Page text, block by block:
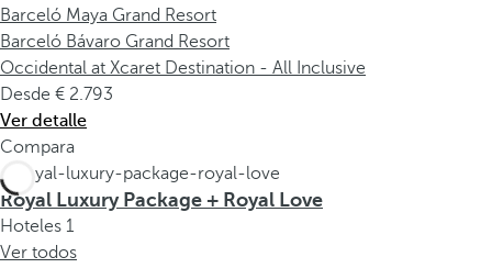
Barceló Maya Grand Resort
Barceló Bávaro Grand Resort
Occidental at Xcaret Destination - All Inclusive
Desde
2.793
Ver detalle
Compara
Royal Luxury Package + Royal Love
Hoteles 1
Ver todos